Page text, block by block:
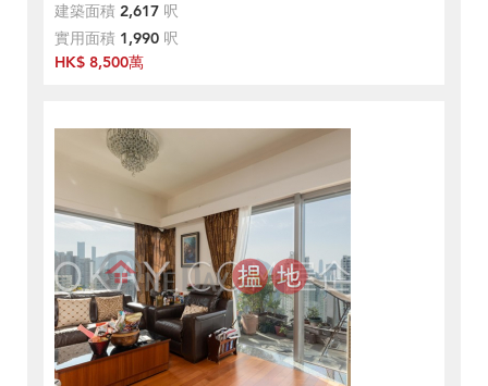
建築面積 2,617 呎
實用面積 1,990 呎
HK$ 8,500萬